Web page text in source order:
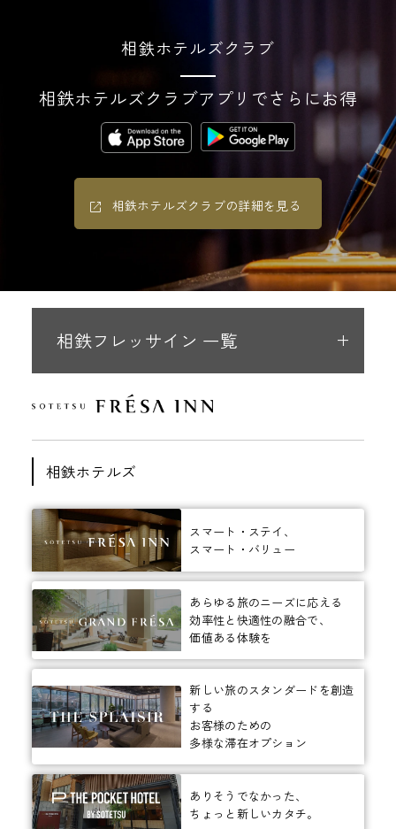
相鉄ホテルズクラブ
相鉄ホテルズクラブアプリでさらにお得
相鉄ホテルズクラブの詳細を見る
相鉄フレッサイン 一覧
相鉄ホテルズ
スマート・ステイ、
スマート・バリュー
あらゆる旅のニーズに応える
効率性と快適性の融合で、
価値ある体験を
新しい旅のスタンダードを創造
する
お客様のための
多様な滞在オプション
ありそうでなかった、
ちょっと新しいカタチ。